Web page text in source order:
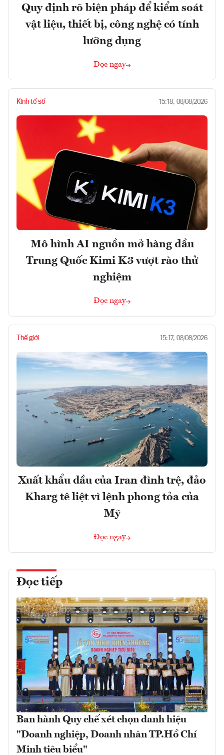
Quy định rõ biện pháp để kiểm soát
vật liệu, thiết bị, công nghệ có tính
lưỡng dụng
Đọc ngay
Kinh tế số 15:18, 08/08/2026
Mô hình AI nguồn mở hàng đầu
Trung Quốc Kimi K3 vượt rào thử
nghiệm
Đọc ngay
Thế giới 15:17, 08/08/2026
Xuất khẩu dầu của Iran đình trệ, đảo
Kharg tê liệt vì lệnh phong tỏa của
Mỹ
Đọc ngay
Đọc tiếp
Ban hành Quy chế xét chọn danh hiệu
"Doanh nghiệp, Doanh nhân TP.Hồ Chí
Minh tiêu biểu"